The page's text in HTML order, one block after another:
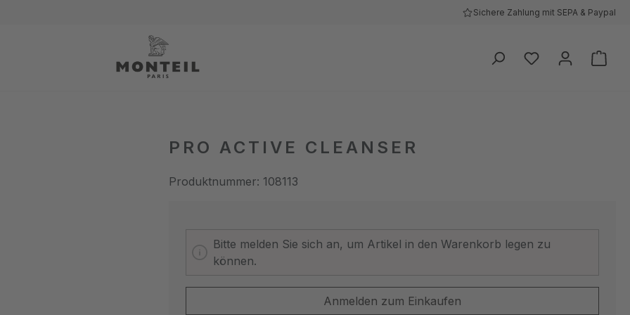
Sichere Zahlung mit SEPA & Paypal
PRO ACTIVE CLEANSER
Produktnummer: 108113
Bitte melden Sie sich an, um Artikel in den Warenkorb legen zu
können.
Anmelden zum Einkaufen